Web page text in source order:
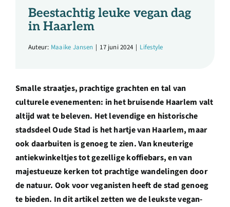
Over ons
Doneren
Shop
English
Beestachtig leuke vegan dag
in Haarlem
Auteur: Maaike Jansen | 17 juni 2024 | Lifestyle
Smalle straatjes, prachtige grachten en tal van
culturele evenementen: in het bruisende Haarlem valt
altijd wat te beleven. Het levendige en historische
stadsdeel Oude Stad is het hartje van Haarlem, maar
ook daarbuiten is genoeg te zien. Van kneuterige
antiekwinkeltjes tot gezellige koffiebars, en van
majestueuze kerken tot prachtige wandelingen door
de natuur. Ook voor veganisten heeft de stad genoeg
te bieden. In dit artikel zetten we de leukste vegan-